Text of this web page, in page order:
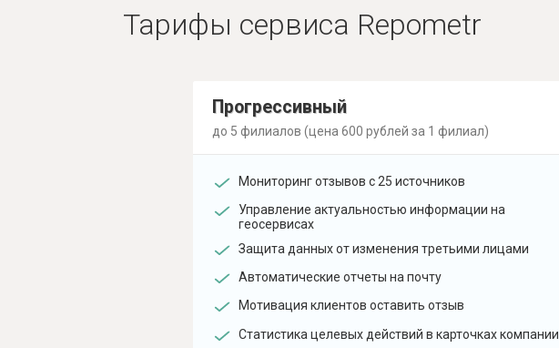
Тарифы сервиса Repometr
Прогрессивный
до 5 филиалов (цена 600 рублей за 1 филиал)
Мониторинг отзывов с 25 источников
Управление актуальностью информации на
геосервисах
Защита данных от изменения третьими лицами
Автоматические отчеты на почту
Мотивация клиентов оставить отзыв
Статистика целевых действий в карточках компании